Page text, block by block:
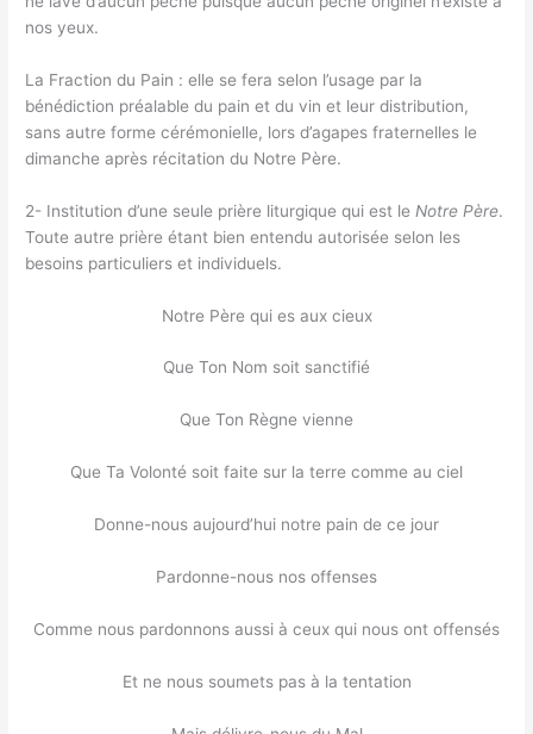
nos yeux.
La Fraction du Pain : elle se fera selon l’usage par la
bénédiction préalable du pain et du vin et leur distribution,
sans autre forme cérémonielle, lors d’agapes fraternelles le
dimanche après récitation du Notre Père.
2- Institution d’une seule prière liturgique qui est le Notre Père.
Toute autre prière étant bien entendu autorisée selon les
besoins particuliers et individuels.
Notre Père qui es aux cieux
Que Ton Nom soit sanctifié
Que Ton Règne vienne
Que Ta Volonté soit faite sur la terre comme au ciel
Donne-nous aujourd’hui notre pain de ce jour
Pardonne-nous nos offenses
Comme nous pardonnons aussi à ceux qui nous ont offensés
Et ne nous soumets pas à la tentation